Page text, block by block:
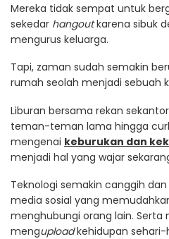
Mereka tidak sempat untuk
sekedar hangoutkarena sibuk
mengurus keluarga.
Tapi, zaman sudah semakin
rumah seolah menjadi sebuah
Liburan bersama rekan
teman-teman lama hingga
mengenai keburukan dan
menjadi hal yang wajar
Teknologi semakin canggih
media sosial yang
menghubungi orang lain. Serta
menguploadkehidupan